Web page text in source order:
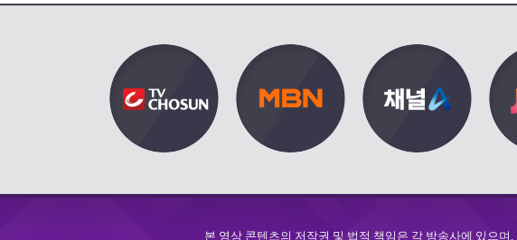
본 영상 콘텐츠의 저작권 및 법적 책임은 각 방송사에 있으